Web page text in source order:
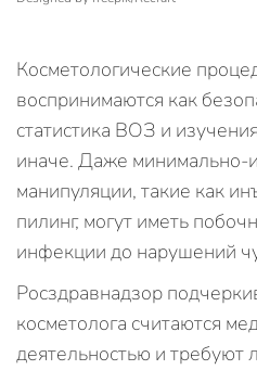
Косметологические
воспринимаются как
статистика ВОЗ и
иначе. Даже
манипуляции, такие как
пилинг, могут иметь
инфекции до нарушений
Росздравнадзор
косметолога считаются
деятельностью и требуют